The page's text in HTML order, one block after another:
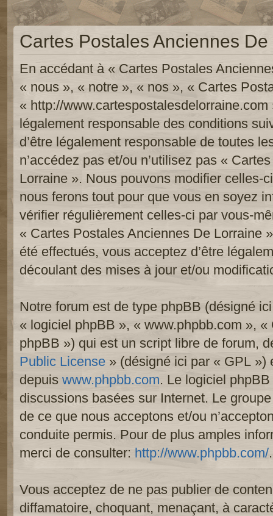
Cartes Postales Anciennes
En accédant à « Cartes Postales
« nous », « notre », « nos », « Cartes
« http://www.cartespostalesdelorraine.com
légalement responsable des conditions
d’être légalement responsable de toutes
n’accédez pas et/ou n’utilisez pas «
Lorraine ». Nous pouvons modifier celles-
nous ferons tout pour que vous en soyez
vérifier régulièrement celles-ci par vous-
« Cartes Postales Anciennes De Lorraine
été effectués, vous acceptez d’être
découlant des mises à jour et/ou
Notre forum est de type phpBB (désigné
« logiciel phpBB », « www.phpbb.com »,
phpBB ») qui est un script libre de forum,
Public License » (désigné ici par « GPL »)
depuis www.phpbb.com. Le logiciel
discussions basées sur Internet. Le
de ce que nous acceptons et/ou
conduite permis. Pour de plus amples
merci de consulter: http://www.phpbb.com/.
Vous acceptez de ne pas publier de
diffamatoire, choquant, menaçant, à